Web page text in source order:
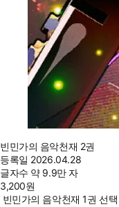
빈민가의 음악천재 2권
등록일 2026.04.28
글자수 약 9.9만 자
3,200원
빈민가의 음악천재 1권 선택